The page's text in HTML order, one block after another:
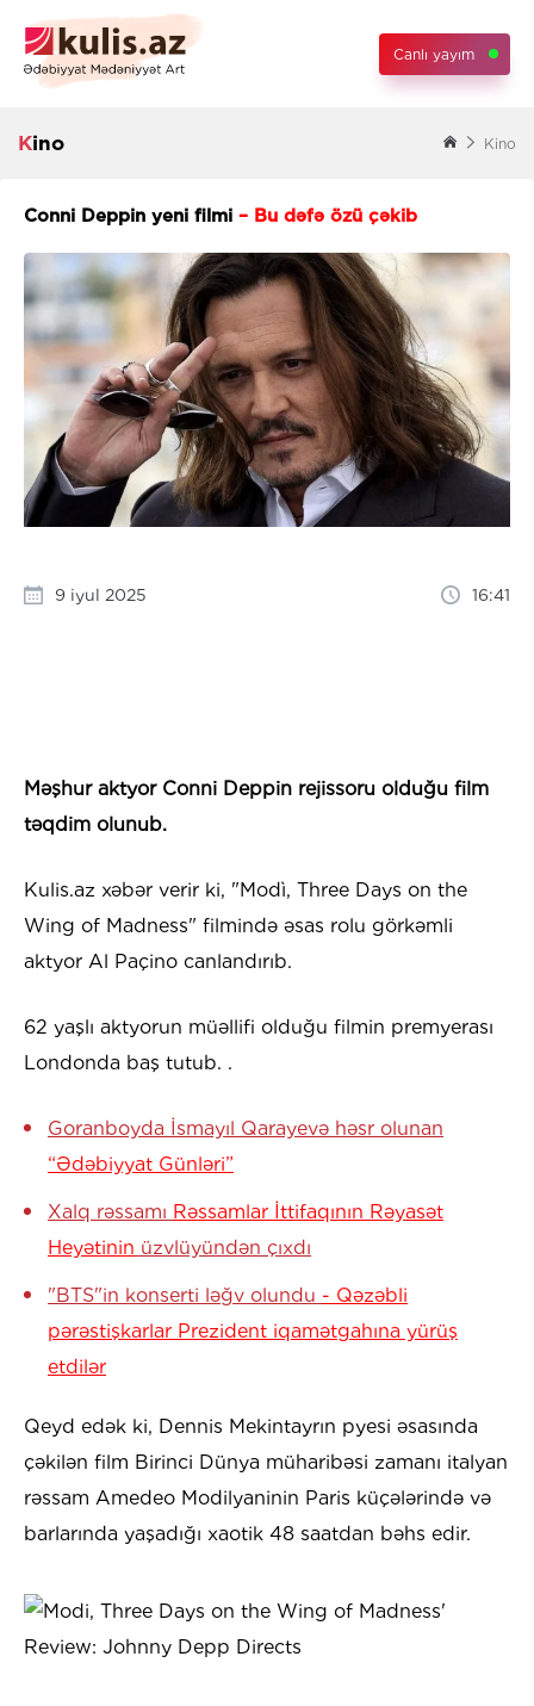
Canlı yayım
Kino Kino
Conni Deppin yeni filmi – Bu dəfə özü çəkib
9 iyul 2025 16:41
Məşhur aktyor Conni Deppin rejissoru olduğu film
təqdim olunub.
Kulis.az xəbər verir ki, "Modì, Three Days on the
Wing of Madness" filmində əsas rolu görkəmli
aktyor Al Paçino canlandırıb.
62 yaşlı aktyorun müəllifi olduğu filmin premyerası
Londonda baş tutub. .
Goranboyda İsmayıl Qarayevə həsr olunan
“Ədəbiyyat Günləri”
Xalq rəssamı Rəssamlar İttifaqının Rəyasət
Heyətinin üzvlüyündən çıxdı
"BTS"in konserti ləğv olundu - Qəzəbli
pərəstişkarlar Prezident iqamətgahına yürüş
etdilər
Qeyd edək ki, Dennis Mekintayrın pyesi əsasında
çəkilən film Birinci Dünya müharibəsi zamanı italyan
rəssam Amedeo Modilyaninin Paris küçələrində və
barlarında yaşadığı xaotik 48 saatdan bəhs edir.